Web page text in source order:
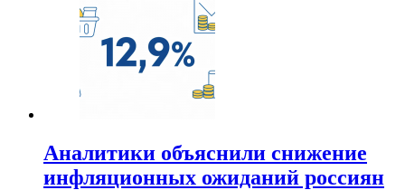
Аналитики объяснили снижение
инфляционных ожиданий россиян